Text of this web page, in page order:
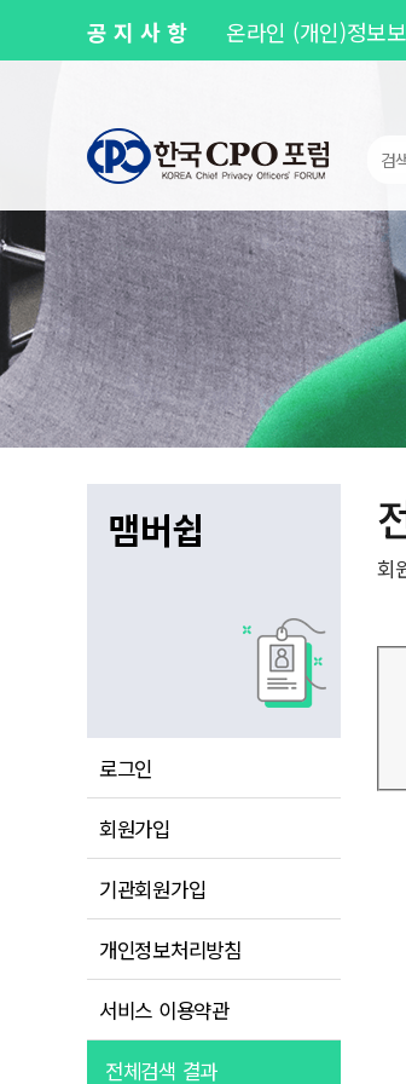
공지사항
온라인 (개인)정보
제143차 Privacy
[공지] 사무국 이전
[공지] 사무국 이전
로그인
회원가입
기관회원가입
개인정보처리방침
서비스 이용약관
전체검색 결과
회